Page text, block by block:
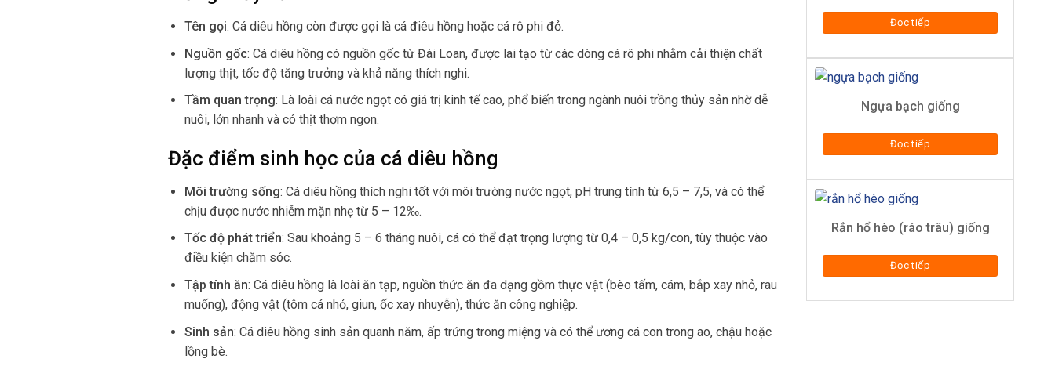
Đọc tiếp
Ngựa bạch giống
Đọc tiếp
Rắn hổ hèo (ráo trâu) giống
Đọc tiếp
Tên gọi: Cá diêu hồng còn được gọi là cá điêu hồng hoặc cá rô phi đỏ.
Nguồn gốc: Cá diêu hồng có nguồn gốc từ Đài Loan, được lai tạo từ các dòng cá rô phi nhằm cải thiện chất
lượng thịt, tốc độ tăng trưởng và khả năng thích nghi.
Tầm quan trọng: Là loài cá nước ngọt có giá trị kinh tế cao, phổ biến trong ngành nuôi trồng thủy sản nhờ dễ
nuôi, lớn nhanh và có thịt thơm ngon.
Đặc điểm sinh học của cá diêu hồng
Môi trường sống: Cá diêu hồng thích nghi tốt với môi trường nước ngọt, pH trung tính từ 6,5 – 7,5, và có thể
chịu được nước nhiễm mặn nhẹ từ 5 – 12‰.
Tốc độ phát triển: Sau khoảng 5 – 6 tháng nuôi, cá có thể đạt trọng lượng từ 0,4 – 0,5 kg/con, tùy thuộc vào
điều kiện chăm sóc.
Tập tính ăn: Cá diêu hồng là loài ăn tạp, nguồn thức ăn đa dạng gồm thực vật (bèo tấm, cám, bắp xay nhỏ, rau
muống), động vật (tôm cá nhỏ, giun, ốc xay nhuyễn), thức ăn công nghiệp.
Sinh sản: Cá diêu hồng sinh sản quanh năm, ấp trứng trong miệng và có thể ương cá con trong ao, chậu hoặc
lồng bè.